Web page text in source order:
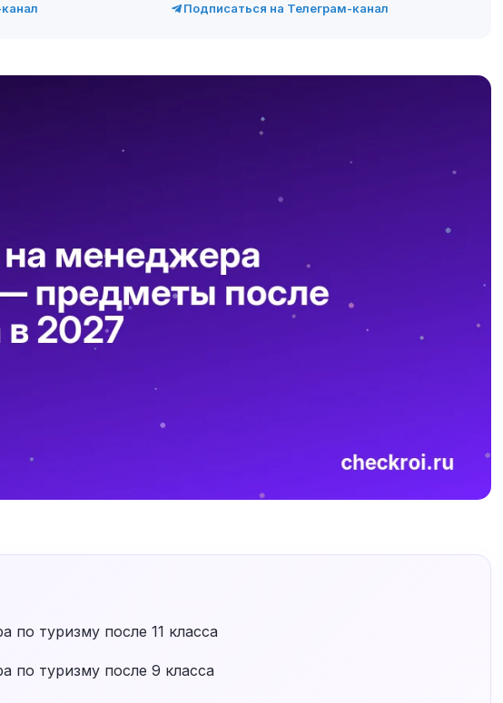
Подписаться на Телеграм-канал
по туризму после 11 класса
по туризму после 9 класса